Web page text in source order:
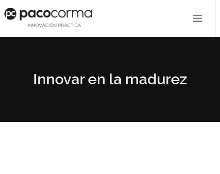
Innovar en la madurez